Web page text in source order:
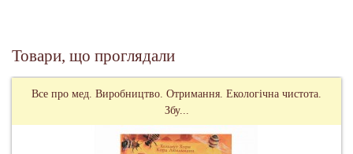
Товари, що проглядали
Все про мед. Виробництво. Отримання. Екологічна чистота.
Збу...